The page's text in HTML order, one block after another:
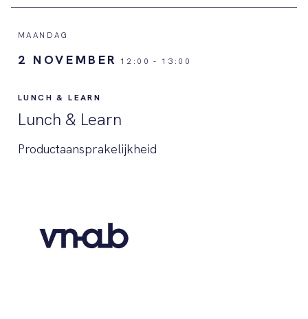
MAANDAG
2 NOVEMBER 12:00 - 13:00
LUNCH & LEARN
Lunch & Learn
Productaansprakelijkheid